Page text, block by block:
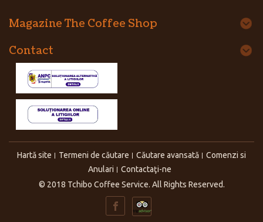
Magazine The Coffee Shop
Contact
Hartă site Termeni de căutare Căutare avansată
Comenzi si
Anulari
Contactaţi-ne
© 2018 Tchibo Coffee Service. All Rights Reserved.